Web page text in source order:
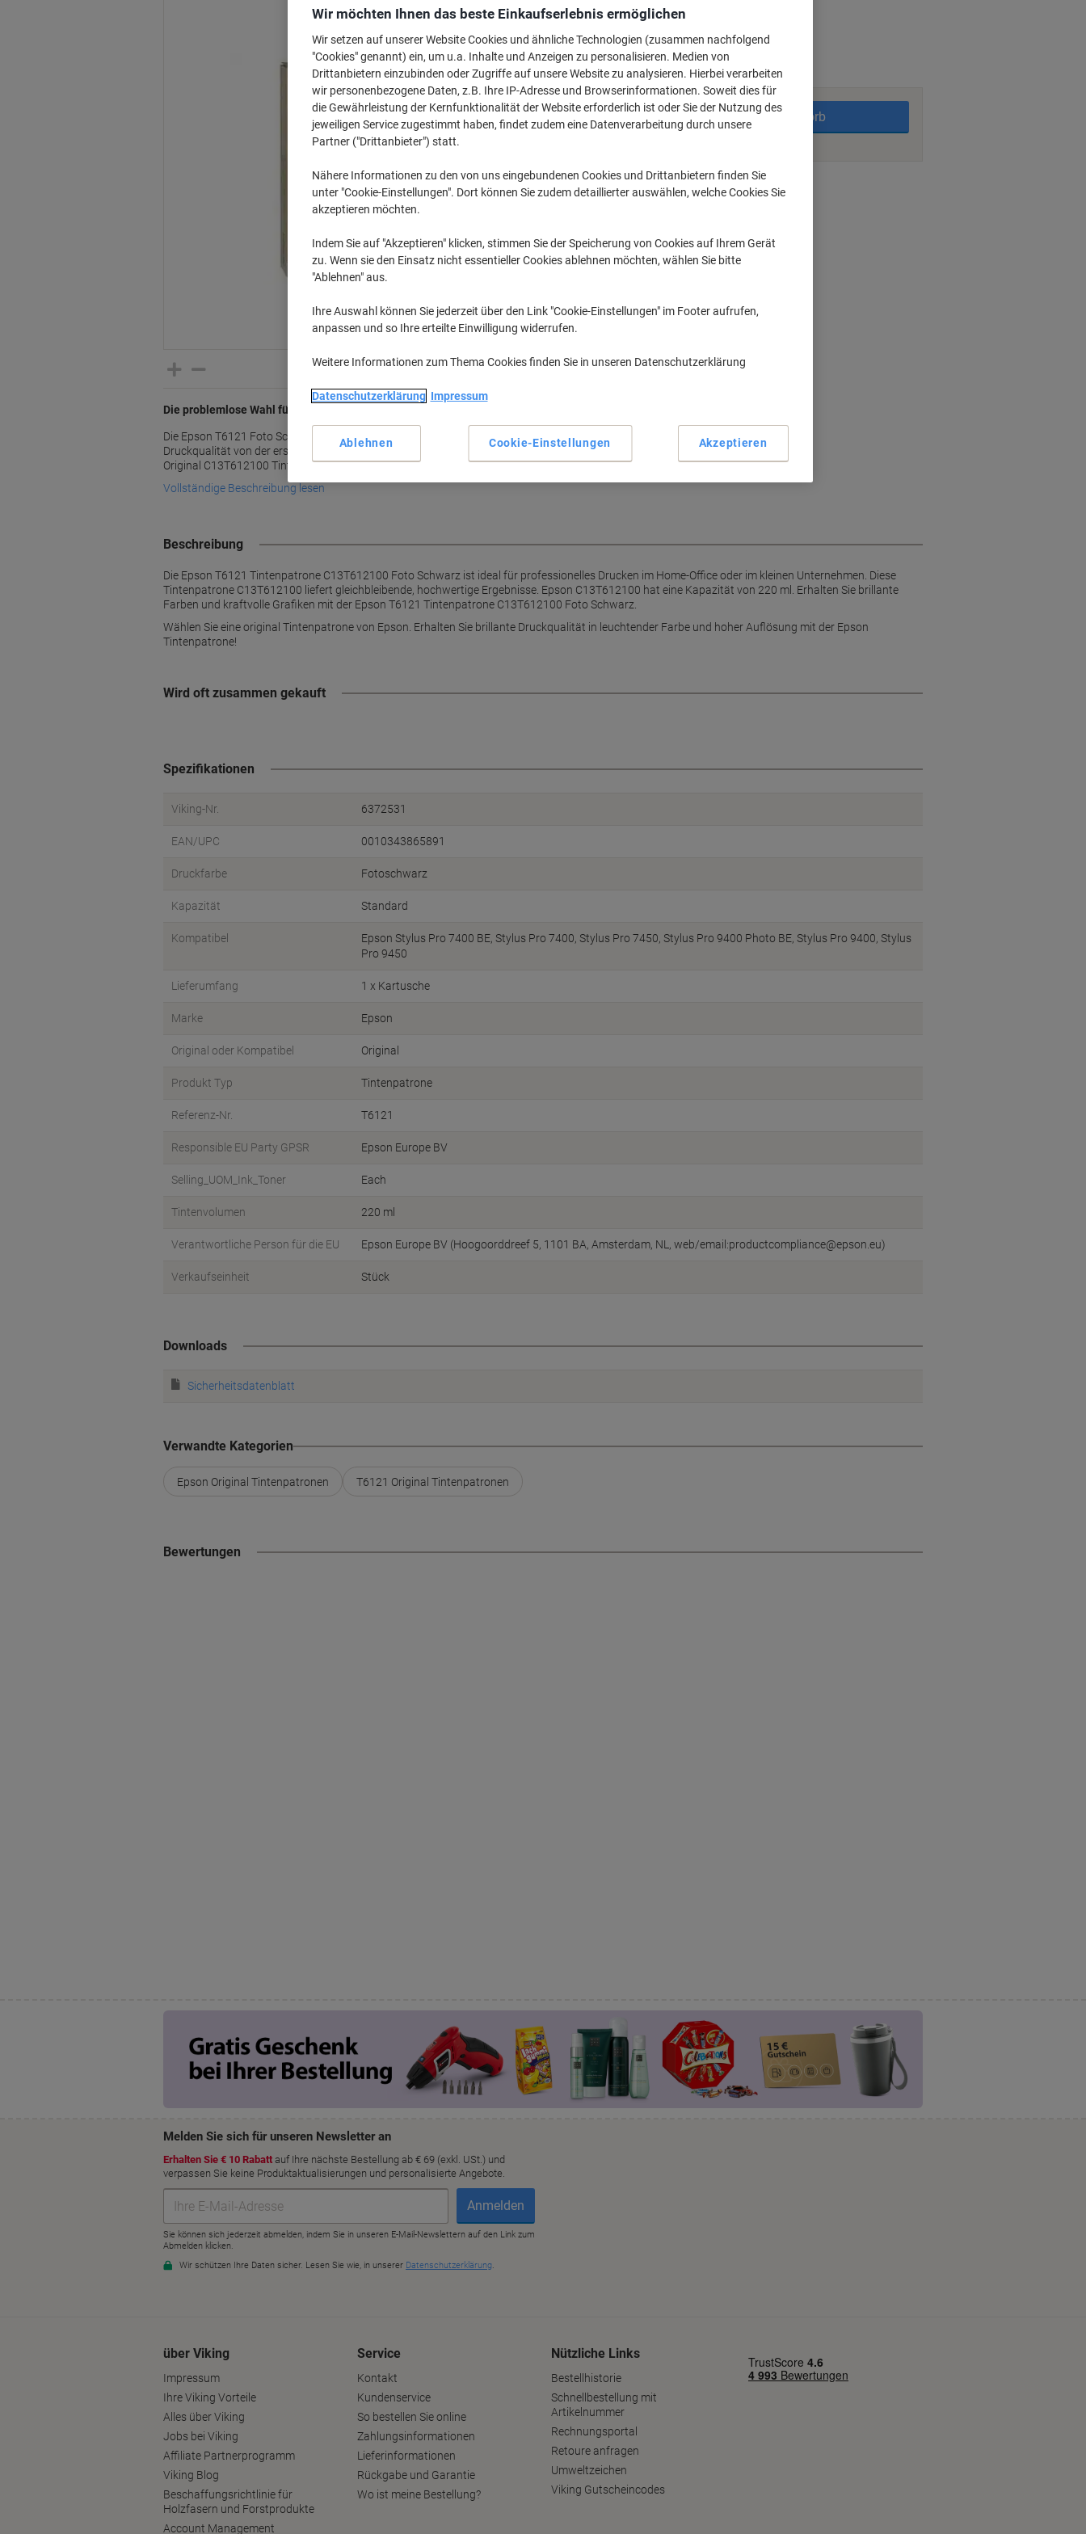
Die problemlose Wahl für Ihren Epson Drucker.
Die Epson T6121 Foto Schwarz Tintenpatrone bietet gleichbleibende
Druckqualität von der ersten bis zur letzten Seite. Bestellen Sie die Epson
Original C13T612100 Tintenpatrone bei Viking.
Vollständige Beschreibung lesen
€ 154,99
€ 185,99 inkl. USt
Versand durch Lieferanten
Menge
In den Warenkorb
Lieferinformationen Zahlungsmöglichkeiten
Gleichbleibende Druckqualität
Ideal für Home-Office
Mehr anzeigen
Beschreibung
Die Epson T6121 Tintenpatrone C13T612100 Foto Schwarz ist ideal für professionelles Drucken im Home-Office oder im kleinen Unternehmen. Diese
Tintenpatrone C13T612100 liefert gleichbleibende, hochwertige Ergebnisse. Epson C13T612100 hat eine Kapazität von 220 ml. Erhalten Sie brillante
Farben und kraftvolle Grafiken mit der Epson T6121 Tintenpatrone C13T612100 Foto Schwarz.
Wählen Sie eine original Tintenpatrone von Epson. Erhalten Sie brillante Druckqualität in leuchtender Farbe und hoher Auflösung mit der Epson
Tintenpatrone!
Wird oft zusammen gekauft
Spezifikationen
Viking-Nr. 6372531
EAN/UPC 0010343865891
Druckfarbe Fotoschwarz
Kapazität Standard
Kompatibel
Epson Stylus Pro 7400 BE, Stylus Pro 7400, Stylus Pro 7450, Stylus Pro 9400 Photo BE, Stylus Pro 9400, Stylus
Pro 9450
Lieferumfang 1 x Kartusche
Marke Epson
Original oder Kompatibel Original
Produkt Typ Tintenpatrone
Referenz-Nr. T6121
Responsible EU Party GPSR Epson Europe BV
Selling_UOM_Ink_Toner Each
Tintenvolumen 220 ml
Verantwortliche Person für die EU Epson Europe BV (Hoogoorddreef 5, 1101 BA, Amsterdam, NL, web/email:productcompliance@epson.eu)
Verkaufseinheit Stück
Downloads
Sicherheitsdatenblatt
Verwandte Kategorien
Epson Original Tintenpatronen T6121 Original Tintenpatronen
Bewertungen
über Viking
Impressum
Ihre Viking Vorteile
Alles über Viking
Jobs bei Viking
Affiliate Partnerprogramm
Viking Blog
Beschaffungsrichtlinie für
Holzfasern und Forstprodukte
Account Management
Service
Kontakt
Kundenservice
So bestellen Sie online
Zahlungsinformationen
Lieferinformationen
Rückgabe und Garantie
Wo ist meine Bestellung?
Nützliche Links
Bestellhistorie
Schnellbestellung mit
Artikelnummer
Rechnungsportal
Retoure anfragen
Umweltzeichen
Viking Gutscheincodes
Wir möchten Ihnen das beste Einkaufserlebnis ermöglichen
Wir setzen auf unserer Website Cookies und ähnliche Technologien (zusammen nachfolgend
"Cookies" genannt) ein, um u.a. Inhalte und Anzeigen zu personalisieren. Medien von
Drittanbietern einzubinden oder Zugriffe auf unsere Website zu analysieren. Hierbei verarbeiten
wir personenbezogene Daten, z.B. Ihre IP-Adresse und Browserinformationen. Soweit dies für
die Gewährleistung der Kernfunktionalität der Website erforderlich ist oder Sie der Nutzung des
jeweiligen Service zugestimmt haben, findet zudem eine Datenverarbeitung durch unsere
Partner ("Drittanbieter") statt.
Nähere Informationen zu den von uns eingebundenen Cookies und Drittanbietern finden Sie
unter "Cookie-Einstellungen". Dort können Sie zudem detaillierter auswählen, welche Cookies Sie
akzeptieren möchten.
Indem Sie auf "Akzeptieren" klicken, stimmen Sie der Speicherung von Cookies auf Ihrem Gerät
zu. Wenn sie den Einsatz nicht essentieller Cookies ablehnen möchten, wählen Sie bitte
"Ablehnen" aus.
Ihre Auswahl können Sie jederzeit über den Link "Cookie-Einstellungen" im Footer aufrufen,
anpassen und so Ihre erteilte Einwilligung widerrufen.
Weitere Informationen zum Thema Cookies finden Sie in unseren Datenschutzerklärung
Datenschutzerklärung Impressum
Cookie-Einstellungen
Ablehnen Akzeptieren